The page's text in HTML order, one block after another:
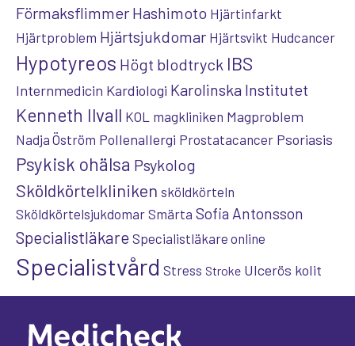
Förmaksflimmer Hashimoto Hjärtinfarkt
Hjärtproblem Hjärtsjukdomar Hjärtsvikt Hudcancer
Hypotyreos Högt blodtryck IBS
Internmedicin Kardiologi Karolinska Institutet
Kenneth Ilvall KOL magkliniken Magproblem
Nadja Öström Pollenallergi Prostatacancer Psoriasis
Psykisk ohälsa Psykolog
Sköldkörtelkliniken sköldkörteln
Sköldkörtelsjukdomar Smärta Sofia Antonsson
Specialistläkare Specialistläkare online
Specialistvård Stress Stroke Ulcerös kolit